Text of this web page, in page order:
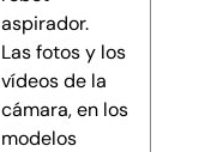
aspirador.
Las fotos y los
vídeos de la
cámara, en los
modelos